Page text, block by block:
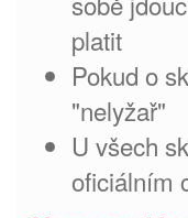
platit
Pokud o
"nelyžař"
U všech
oficiálním